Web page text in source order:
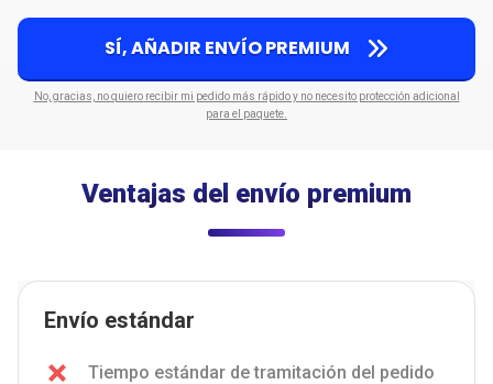
SÍ, AÑADIR ENVÍO PREMIUM
No, gracias, no quiero recibir mi pedido más rápido y no necesito protección adicional
para el paquete.
Ventajas del envío premium
Envío estándar
Tiempo estándar de tramitación del pedido